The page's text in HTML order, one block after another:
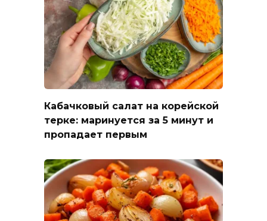
Кабачковый салат на корейской
терке: маринуется за 5 минут и
пропадает первым